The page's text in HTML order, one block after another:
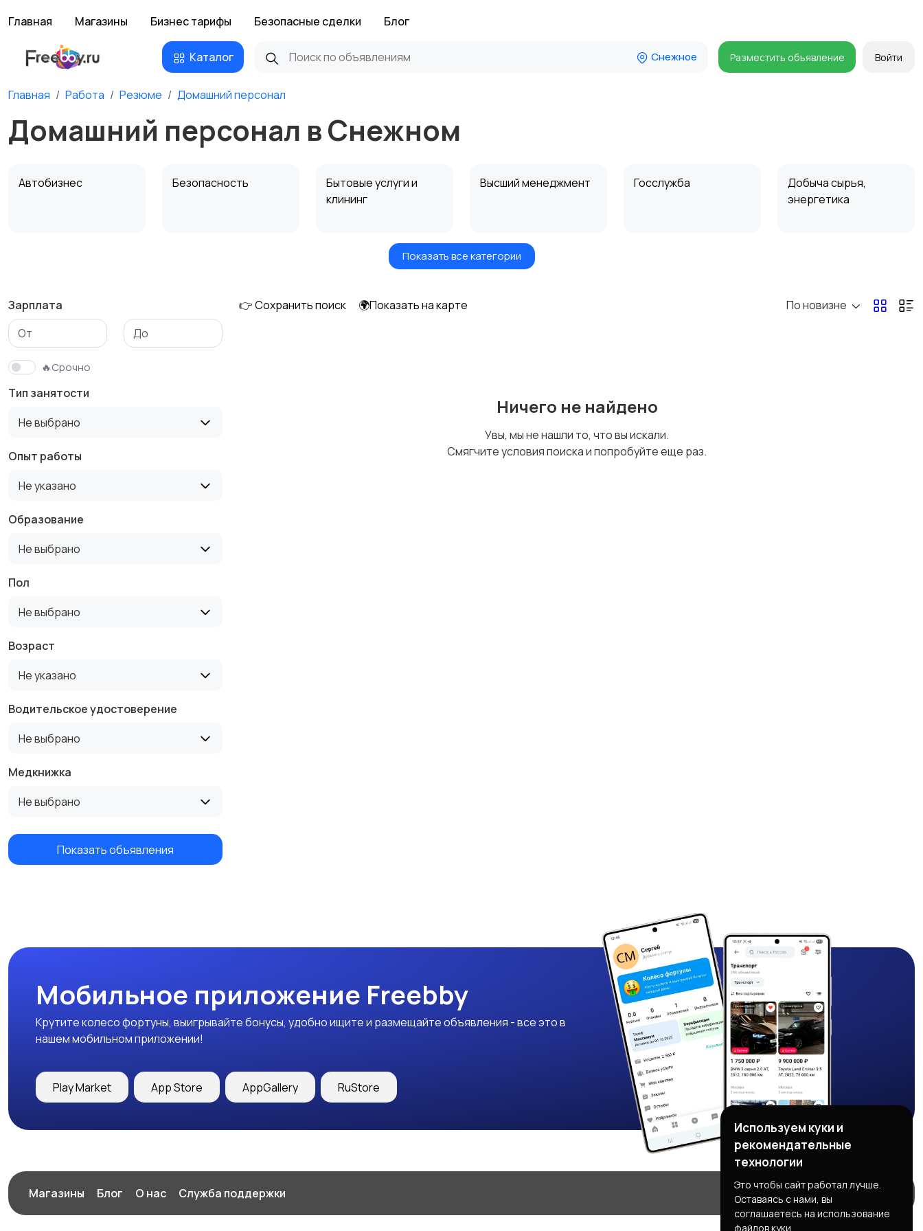
Главная Магазины Бизнес тарифы Безопасные сделки Блог
Каталог Снежное Разместить объявление Войти
Главная Работа Резюме Домашний персонал
Домашний персонал в Снежном
Автобизнес Безопасность
Бытовые услуги и
клининг
Высший менеджмент Госслужба
Добыча сырья,
энергетика
Информационные
Искусство и
Медицина Начало карьеры
Производство
Рестораны и
Показать все категории
Зарплата
🔥Срочно
Тип занятости
Не выбрано
Опыт работы
Не указано
Образование
Не выбрано
Пол
Не выбрано
Возраст
Не указано
Водительское удостоверение
Не выбрано
Медкнижка
Не выбрано
Показать объявления
👉 Сохранить поиск 🌍Показать на карте По новизне
Ничего не найдено
Увы, мы не нашли то, что вы искали.
Смягчите условия поиска и попробуйте еще раз.
Мобильное приложение Freebby
Крутите колесо фортуны, выигрывайте бонусы, удобно ищите и размещайте объявления - все это в
нашем мобильном приложении!
Play Market App Store AppGallery RuStore
Магазины Блог О нас Служба поддержки
Используем куки и
рекомендательные
технологии
Это чтобы сайт работал лучше.
Оставаясь с нами, вы
соглашаетесь на использование
файлов куки.